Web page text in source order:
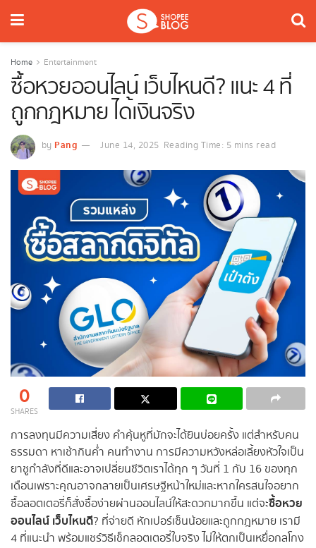
Home Entertainment
ซื้อหวยออนไลน์ เว็บไหนดี? แนะ 4 ที่
ถูกกฎหมาย ได้เงินจริง
by Pang June 14, 2025 Reading Time: 5 mins read
0
SHARES
การลงทุนมีความเสี่ยง คำคุ้นหูที่มักจะได้ยินบ่อยครั้ง แต่สำหรับคน
ธรรมดา หาเช้ากินค่ำ คนทำงาน การมีความหวังหล่อเลี้ยงหัวใจเป็น
ยาชูกำลังที่ดีและอาจเปลี่ยนชีวิตเราได้ทุก ๆ วันที่ 1 กับ 16 ของทุก
เดือนเพราะคุณอาจกลายเป็นเศรษฐีหน้าใหม่และหากใครสนใจอยาก
ซื้อลอตเตอรี่ก็สั่งซื้อง่ายผ่านออนไลน์ให้สะดวกมากขึ้น แต่จะซื้อหวย
ออนไลน์ เว็บไหนดี? ที่จ่ายดี หักเปอร์เซ็นน้อยและถูกกฎหมาย เรามี
4 ที่แนะนำ พร้อมแชร์วิธีเช็กลอตเตอรี่ใบจริง ไม่ให้ตกเป็นเหยื่อกลโกง